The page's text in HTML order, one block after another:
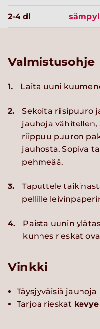
2-4 dl
Valmistusohje
1. Laita uuni
2.
Sekoita riisipuuro
jauhoja vähitellen,
riippuu puuron
jauhosta. Sopiva
pehmeää.
3.
Taputtele
pellille
4.
Paista uunin
kunnes rieskat
Vinkki
Täysjyväisiä jauhoja
Tarjoa rieskat